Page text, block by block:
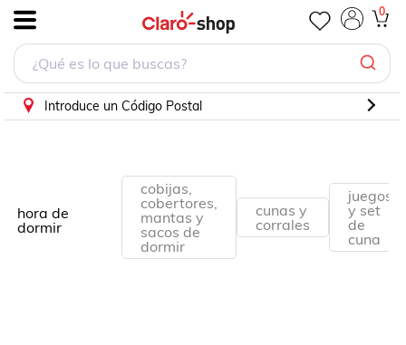
0
Introduce un Código Postal
hora de
dormir
cobijas,
cobertores,
mantas y
sacos de
dormir
cunas y
corrales
juegos
y set
de
cuna
PorCategorías
PorMarcas
PorDescuento